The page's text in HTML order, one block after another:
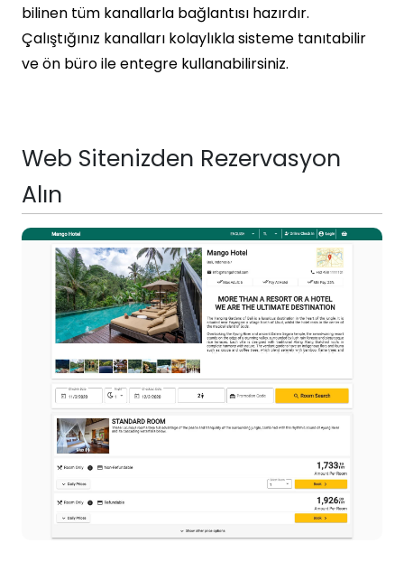
bilinen tüm kanallarla bağlantısı hazırdır.
Çalıştığınız kanalları kolaylıkla sisteme tanıtabilir
ve ön büro ile entegre kullanabilirsiniz.
Web Sitenizden Rezervasyon
Alın